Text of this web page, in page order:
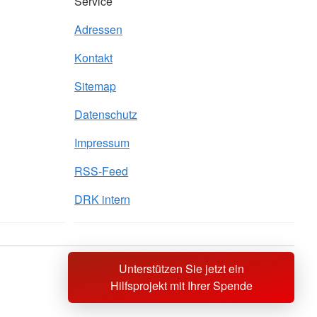
Unterstützen Sie jetzt ein
Hilfsprojekt mit Ihrer Spende
Adressen
Kontakt
Sitemap
Datenschutz
Impressum
RSS-Feed
DRK intern
Sprache wechseln zu